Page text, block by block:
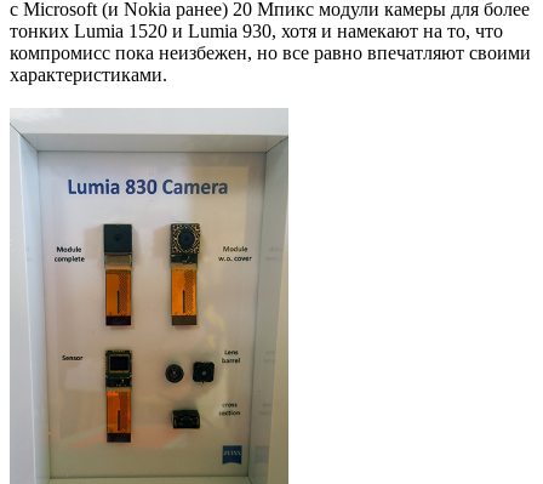
с Microsoft (и Nokia ранее) 20 Мпикс модули камеры для более
тонких Lumia 1520 и Lumia 930, хотя и намекают на то, что
компромисс пока неизбежен, но все равно впечатляют своими
характеристиками.